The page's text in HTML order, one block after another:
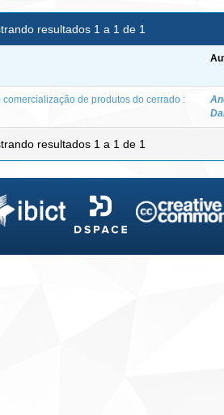
resultados 1 a 1 de 1
de produtos do cerrado :
resultados 1 a 1 de 1